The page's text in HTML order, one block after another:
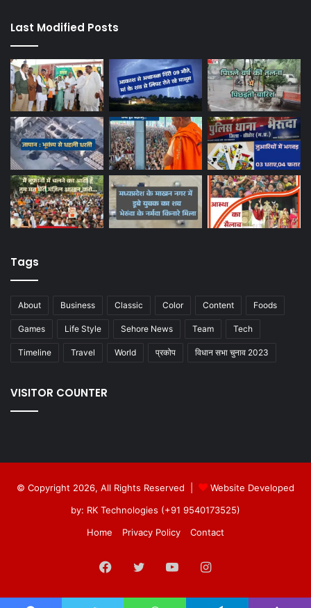
Last Modified Posts
Tags
About Business Classic Color Content Foods
Games Life Style Sehore News Team Tech
Timeline Travel World प्रकोप विधान सभा चुनाव 2023
VISITOR COUNTER
© Copyright 2026, All Rights Reserved |
Website Developed
by: RK Technologies (+91 9540173525)
Home
Privacy Policy Contact
Facebook
Twitter YouTubeInstagram